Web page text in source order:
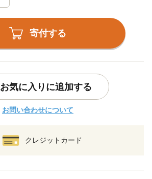
寄付する
お気に入りに追加する
お問い合わせについて
クレジットカード